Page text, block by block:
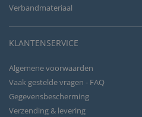
Verbandmateriaal
KLANTENSERVICE
Algemene voorwaarden
Vaak gestelde vragen - FAQ
Gegevensbescherming
Verzending & levering